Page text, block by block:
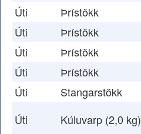
Úti
Þrístökk
Úti
Þrístökk
Úti
Þrístökk
Úti
Þrístökk
Úti
Stangarstökk
Úti
Kúluvarp (2,0 kg)